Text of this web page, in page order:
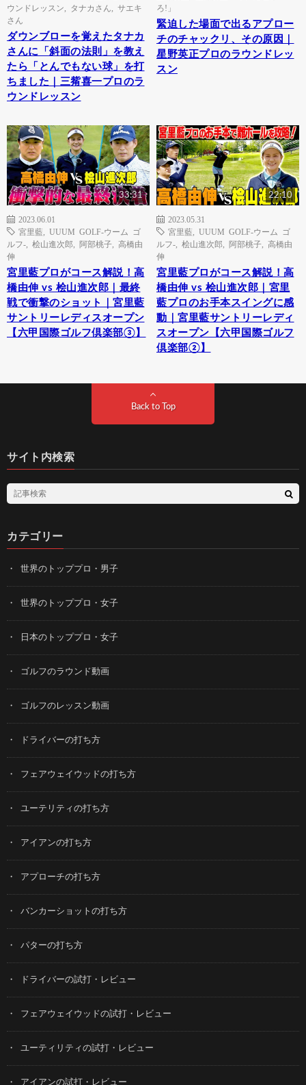
ウンドレッスン
タナカさん
サエキ
さん
ダウンブローを覚えたタナカ
さんに「斜面の法則」を教え
たら「とんでもない球」を打
ちました｜三觜喜一プロのラ
ウンドレッスン
ろ!」
緊迫した場面で出るアプロー
チのチャックリ、その原因｜
星野英正プロのラウンドレッ
スン
33:31
2023.06.01
宮里藍
UUUM GOLF-ウーム ゴ
ルフ-
桧山進次郎 阿部桃子
高橋由
伸
宮里藍プロがコース解説！高
橋由伸 vs 桧山進次郎｜最終
戦で衝撃のショット｜宮里藍
サントリーレディスオープン
【六甲国際ゴルフ倶楽部③】
22:10
2023.05.31
宮里藍
UUUM GOLF-ウーム ゴ
ルフ-
桧山進次郎 阿部桃子
高橋由
伸
宮里藍プロがコース解説！高
橋由伸 vs 桧山進次郎｜宮里
藍プロのお手本スイングに感
動｜宮里藍サントリーレディ
スオープン【六甲国際ゴルフ
倶楽部②】
Back to Top
サイト内検索
カテゴリー
世界のトッププロ・男子
世界のトッププロ・女子
日本のトッププロ・女子
ゴルフのラウンド動画
ゴルフのレッスン動画
ドライバーの打ち方
フェアウェイウッドの打ち方
ユーテリティの打ち方
アイアンの打ち方
アプローチの打ち方
バンカーショットの打ち方
パターの打ち方
ドライバーの試打・レビュー
フェアウェイウッドの試打・レビュー
ユーティリティの試打・レビュー
アイアンの試打・レビュー